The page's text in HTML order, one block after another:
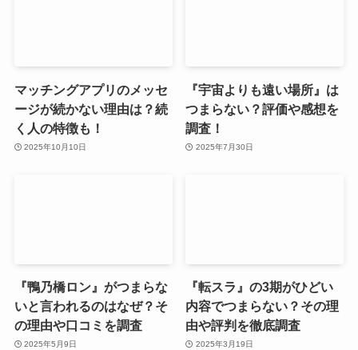
マッチングアプリのメッセ
ージが続かない理由は？続
く人の特徴も！
2025年10月10日
『宇宙よりも遠い場所』は
つまらない？評価や感想を
調査！
2025年7月30日
『鴨乃橋ロン』がつまらな
いと言われるのはなぜ？そ
の理由や口コミを調査
2025年5月9日
『転スラ』の3期がひどい
内容でつまらない？その理
由や評判を徹底調査
2025年3月19日